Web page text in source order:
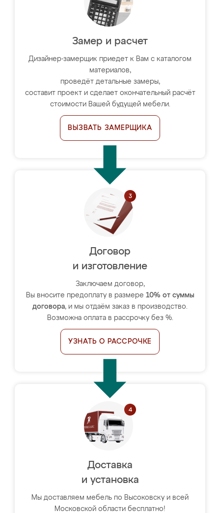
Замер и расчет
Дизайнер-замерщик приедет к Вам с каталогом
материалов,
проведёт детальные замеры,
составит проект и сделает окончательный расчёт
стоимости Вашей будущей мебели.
ВЫЗВАТЬ ЗАМЕРЩИКА
Договор
и изготовление
Заключаем договор,
Вы вносите предоплату в размере 10% от суммы
договора, и мы отдаём заказ в производство.
Возможна оплата в рассрочку без %.
УЗНАТЬ О РАССРОЧКЕ
Доставка
и установка
Мы доставляем мебель по Высоковску и всей
Московской области бесплатно!